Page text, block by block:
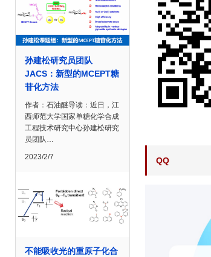
孙建松研究员团队
JACS：新型的MCEPT糖
苷化方法
作者：石油醚导读：近日，江
西师范大学国家单糖化学合成
工程技术研究中心孙建松研究
员团队…
2023/2/7
不能吸收光的重原子化合
QQ